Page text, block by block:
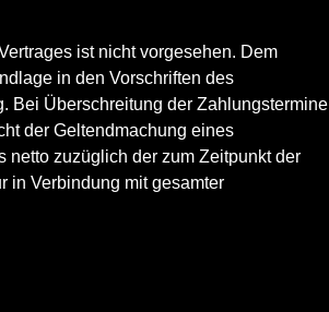
ist nicht vorgesehen. Dem
in den Vorschriften des
Bei Überschreitung der Zahlungstermine
der Geltendmachung eines
netto zuzüglich der zum Zeitpunkt der
in Verbindung mit gesamter